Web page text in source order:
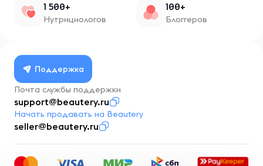
1 500+
Нутрициологов
100+
Блоггеров
Поддержка
Почта службы поддержки
support@beautery.ru
Начать продавать на Beautery
seller@beautery.ru